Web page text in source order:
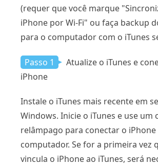
(requer que você marque
iPhone por Wi-Fi" ou faça backup
para o computador com o iTunes
Passo 1
Atualize o iTunes e
iPhone
Instale o iTunes mais recente em
Windows. Inicie o iTunes e use um
relâmpago para conectar o iPhone
computador. Se for a primeira vez
vincula o iPhone ao iTunes, será